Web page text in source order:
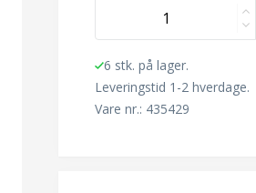
6 stk. på lager.
Leveringstid 1-2 hverdage.
Vare nr.: 435429